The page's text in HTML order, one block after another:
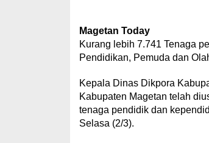
Magetan Today
Kurang lebih 7.741 Tenaga
Pendidikan, Pemuda dan
Kepala Dinas Dikpora
Kabupaten Magetan telah
tenaga pendidik dan
Selasa (2/3).